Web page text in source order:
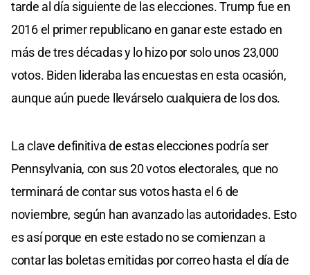
tarde al día siguiente de las elecciones. Trump fue en
2016 el primer republicano en ganar este estado en
más de tres décadas y lo hizo por solo unos 23,000
votos. Biden lideraba las encuestas en esta ocasión,
aunque aún puede llevárselo cualquiera de los dos.
La clave definitiva de estas elecciones podría ser
Pennsylvania, con sus 20 votos electorales, que no
terminará de contar sus votos hasta el 6 de
noviembre, según han avanzado las autoridades. Esto
es así porque en este estado no se comienzan a
contar las boletas emitidas por correo hasta el día de